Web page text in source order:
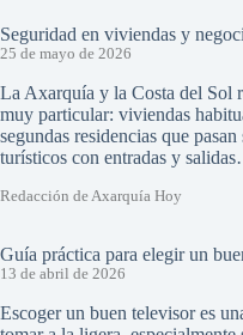
Seguridad en viviendas y
25 de mayo de 2026
La Axarquía y la Costa del Sol
muy particular: viviendas
segundas residencias que
turísticos con entradas y
Redacción de Axarquía Hoy
Guía práctica para elegir un
13 de abril de 2026
Escoger un buen televisor es